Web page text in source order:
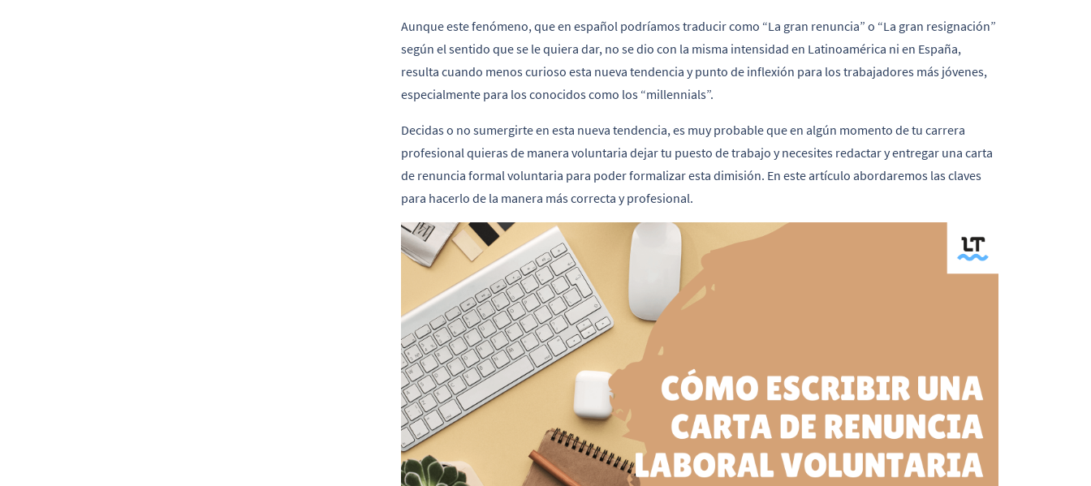
Aunque este fenómeno, que en español podríamos traducir como “La gran renuncia” o “La gran resignación”
según el sentido que se le quiera dar, no se dio con la misma intensidad en Latinoamérica ni en España,
resulta cuando menos curioso esta nueva tendencia y punto de inflexión para los trabajadores más jóvenes,
especialmente para los conocidos como los “millennials”.
Decidas o no sumergirte en esta nueva tendencia, es muy probable que en algún momento de tu carrera
profesional quieras de manera voluntaria dejar tu puesto de trabajo y necesites redactar y entregar una carta
de renuncia formal voluntaria para poder formalizar esta dimisión. En este artículo abordaremos las claves
para hacerlo de la manera más correcta y profesional.